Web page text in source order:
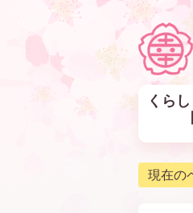
くら
現在の